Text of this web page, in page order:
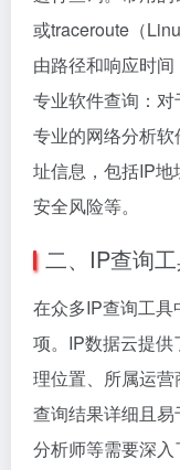
或traceroute（
由路径和响应时间
专业软件查询：
专业的网络分析
址信息，包括IP
安全风险等。
二、IP查询
在众多IP查询工
项。IP数据云提
理位置、所属运
查询结果详细且
分析师等需要深入